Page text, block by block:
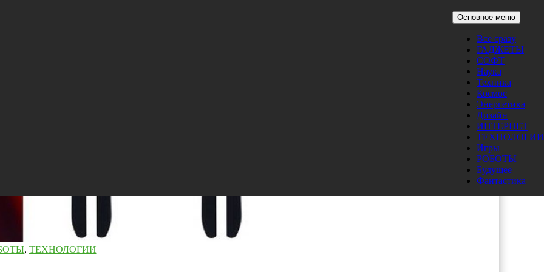
Основное меню
Все сразу
ГАДЖЕТЫ
СОФТ
Наука
Техника
Космос
Энергетика
Дизайн
ИНТЕРНЕТ
ТЕХНОЛОГИИ
Игры
РОБОТЫ
Будущее
Фантастика
, ТЕХНОЛОГИИ